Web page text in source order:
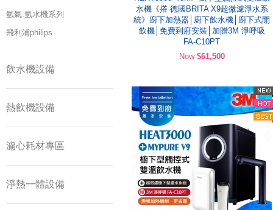
氫氣.氫水機系列
飛利浦philips
飲水機設備
熱飲機設備
濾心耗材專區
淨熱一體設備
水機《搭 德國BRITA X9超微濾淨水系
統》廚下加熱器│廚下飲水機│廚下式開
飲機│免費到府安裝│加贈3M 淨呼吸
FA-C10PT
Now $61,500